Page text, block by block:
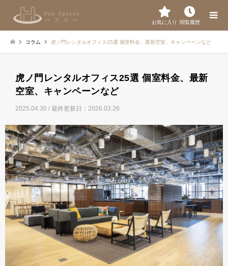
お気に入り 閲覧履歴
コラム 虎ノ門レンタルオフィス25選 個室料金、最新空室、キャンペーンなど
虎ノ門レンタルオフィス25選 個室料金、最新
空室、キャンペーンなど
2025.04.30 / 最終更新日：2026.03.26